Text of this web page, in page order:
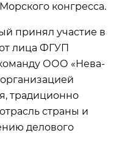
конгресса.
принял участие в
лица ФГУП
ООО «Нева-
традиционно
страны и
делового